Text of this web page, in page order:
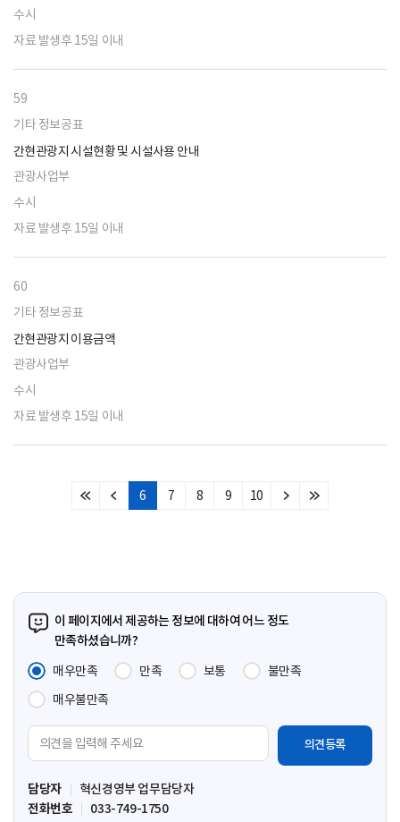
수시
자료 발생후 15일 이내
59
기타 정보공표
간현관광지 시설현황 및 시설사용 안내
관광사업부
수시
자료 발생후 15일 이내
60
기타 정보공표
간현관광지 이용금액
관광사업부
수시
자료 발생후 15일 이내
처
이
6 7 8 9 10
다
마
이 페이지에서 제공하는 정보에 대하여 어느 정도
만족하셨습니까?
매우만족
만족 보통
불만족
매우불만족
견
입
력
담당자
혁신경영부 업무담당자
전화번호
033-749-1750